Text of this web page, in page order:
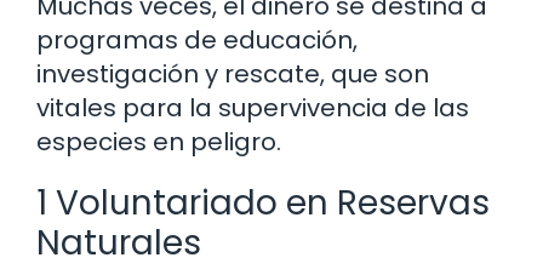
programas de educación,
investigación y rescate, que son
vitales para la supervivencia de las
especies en peligro.
1 Voluntariado en Reservas
Naturales